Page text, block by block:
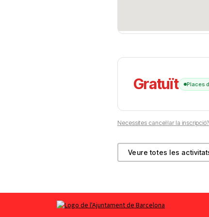
Gratuït Places
Necessites cancel·lar la inscripció?
Veure totes les